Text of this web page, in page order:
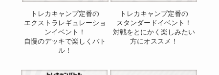
トレカキャンプ定番の
エクストラレギュレーショ
ンイベント！
自慢のデッキで楽しくバト
ル！
トレカキャンプ定番の
スタンダードイベント！
対戦をとにかく楽しみたい
方にオススメ！